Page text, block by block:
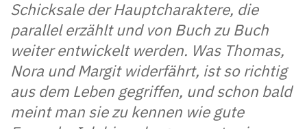
Schicksale der Hauptcharaktere, die
parallel erzählt und von Buch zu Buch
weiter entwickelt werden. Was Thomas,
Nora und Margit widerfährt, ist so richtig
aus dem Leben gegriffen, und schon bald
meint man sie zu kennen wie gute